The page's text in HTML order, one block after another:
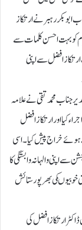
بکر رہبر نے ارتکاز
کو بہت احسن کلمات سے
افضل سے اپنی
جناب محمد تقی نے علامہ
کیا اورارتکاز افضل
خراج پیش کیا۔اسی
والہانہ وابستگی کا
خوبیوںکی بھرپور ستائش
ارتکاز افضل کی